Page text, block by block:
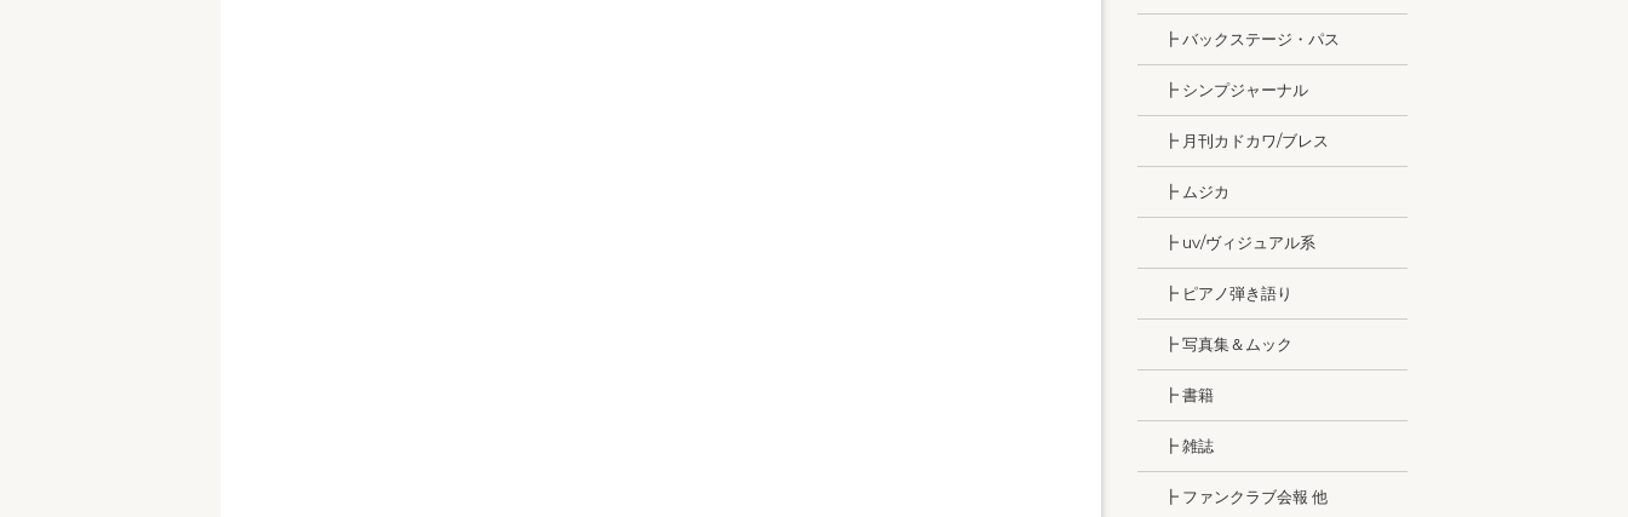
┣ バックステージ・パス
┣ シンプジャーナル
┣ 月刊カドカワ/ブレス
┣ ムジカ
┣ uv/ヴィジュアル系
┣ ピアノ弾き語り
┣ 写真集＆ムック
┣ 書籍
┣ 雑誌
┣ ファンクラブ会報 他